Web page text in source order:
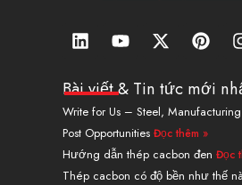
L
i
k
e
d
i
n
Y
o
t
b
e
X
-
w
i
t
t
e
r
P
i
t
e
r
e
s
t
Bài viết & Tin tức mới
Write for Us – Steel,
Post Opportunities Đọc thêm »
Hướng dẫn thép cacbon đen Đọc
Thép cacbon có độ bền như thế